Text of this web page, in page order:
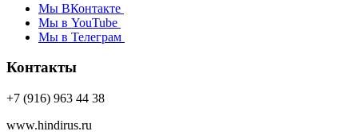
Мы ВКонтакте
Мы в YouTube
Мы в Телеграм
Контакты
+7 (916) 963 44 38
www.hindirus.ru